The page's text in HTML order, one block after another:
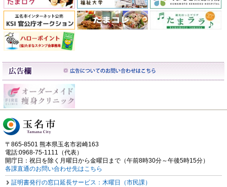
〒865-8501 熊本県玉名市岩崎163
電話:0968-75-1111（代表）
開庁日：祝日を除く月曜日から金曜日まで（午前8時30分～午後5時15分）
各課直通のお問い合わせ先はこちら
証明書発行の窓口延長サービス：木曜日（市民課）